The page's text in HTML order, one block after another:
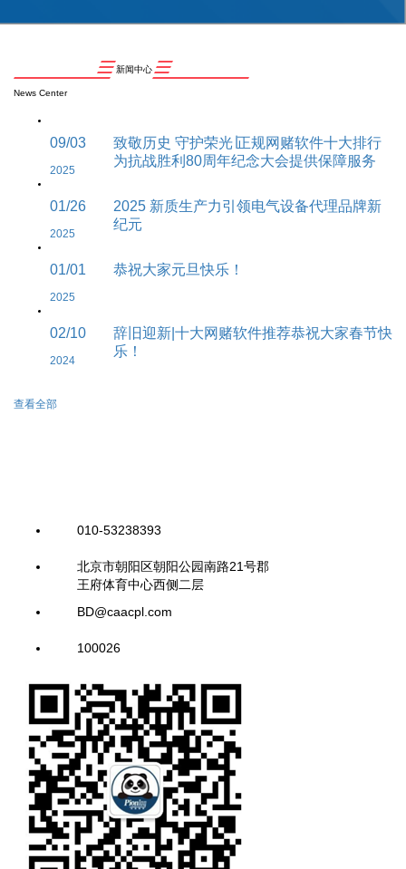
新闻中心
News Center
09/03
2025
致敬历史 守护荣光∣正规网赌软件十大排行
为抗战胜利80周年纪念大会提供保障服务
01/26
2025
2025 新质生产力引领电气设备代理品牌新
纪元
01/01
2025
恭祝大家元旦快乐！
02/10
2024
辞旧迎新|十大网赌软件推荐恭祝大家春节快
乐！
查看全部
010-53238393
北京市朝阳区朝阳公园南路21号郡
王府体育中心西侧二层
BD@caacpl.com
100026